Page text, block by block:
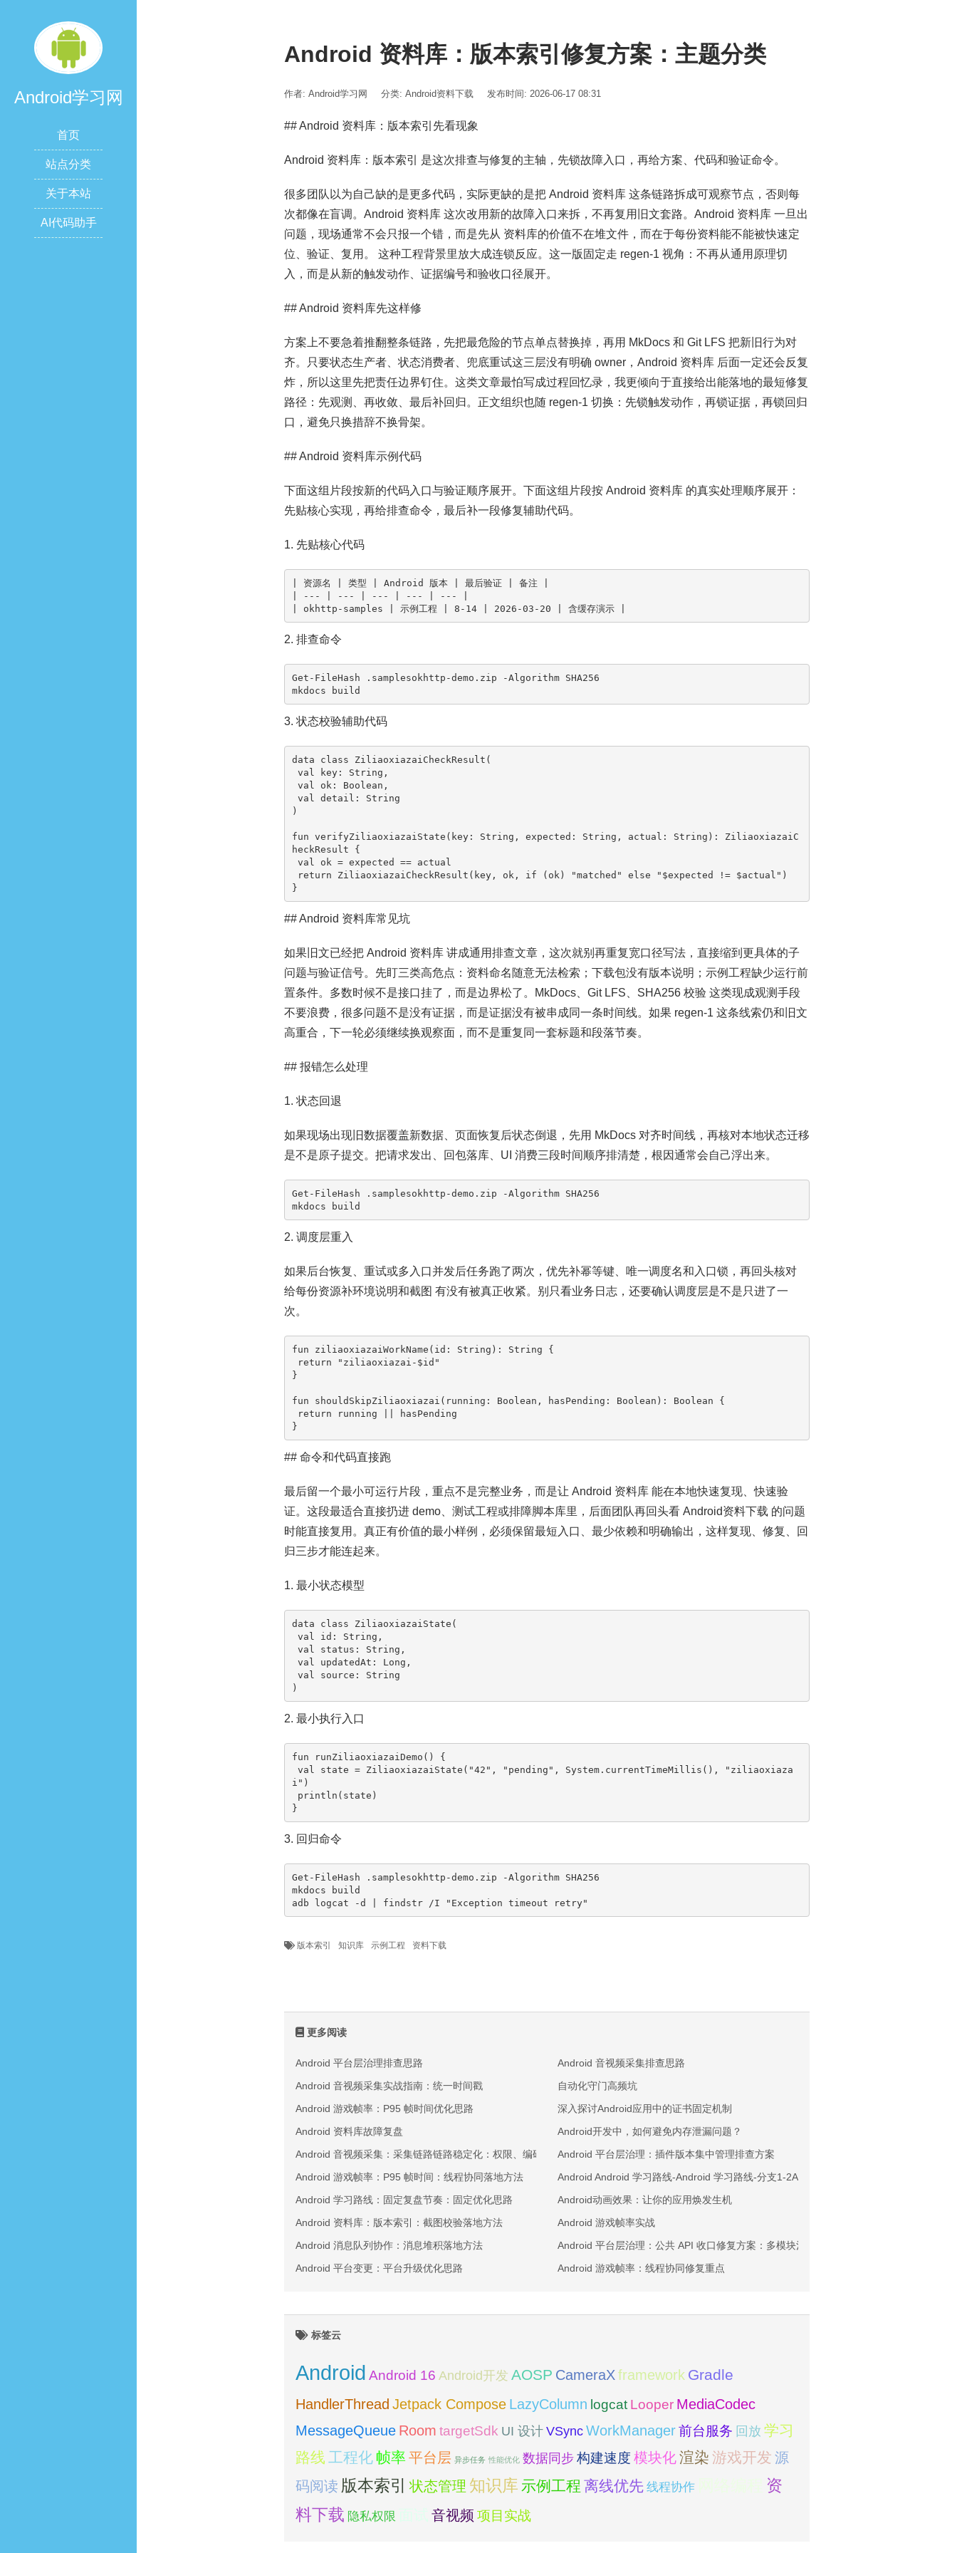
Android学习网
首页
站点分类
关于本站
AI代码助手
Android 资料库：版本索引修复方案：主题分类
作者: Android学习网 分类: Android资料下载 发布时间: 2026-06-17 08:31
## Android 资料库：版本索引先看现象
Android 资料库：版本索引 是这次排查与修复的主轴，先锁故障入口，再给方案、代码和验证命令。
很多团队以为自己缺的是更多代码，实际更缺的是把 Android 资料库 这条链路拆成可观察节点，否则每
次都像在盲调。Android 资料库 这次改用新的故障入口来拆，不再复用旧文套路。Android 资料库 一旦出
问题，现场通常不会只报一个错，而是先从 资料库的价值不在堆文件，而在于每份资料能不能被快速定
位、验证、复用。 这种工程背景里放大成连锁反应。这一版固定走 regen-1 视角：不再从通用原理切
入，而是从新的触发动作、证据编号和验收口径展开。
## Android 资料库先这样修
方案上不要急着推翻整条链路，先把最危险的节点单点替换掉，再用 MkDocs 和 Git LFS 把新旧行为对
齐。只要状态生产者、状态消费者、兜底重试这三层没有明确 owner，Android 资料库 后面一定还会反复
炸，所以这里先把责任边界钉住。这类文章最怕写成过程回忆录，我更倾向于直接给出能落地的最短修复
路径：先观测、再收敛、最后补回归。正文组织也随 regen-1 切换：先锁触发动作，再锁证据，再锁回归
口，避免只换措辞不换骨架。
## Android 资料库示例代码
下面这组片段按新的代码入口与验证顺序展开。下面这组片段按 Android 资料库 的真实处理顺序展开：
先贴核心实现，再给排查命令，最后补一段修复辅助代码。
1. 先贴核心代码
| 资源名 | 类型 | Android 版本 | 最后验证 | 备注 |
| --- | --- | --- | --- | --- |
| okhttp-samples | 示例工程 | 8-14 | 2026-03-20 | 含缓存演示 |
2. 排查命令
Get-FileHash .samplesokhttp-demo.zip -Algorithm SHA256
mkdocs build
3. 状态校验辅助代码
data class ZiliaoxiazaiCheckResult(
)
fun verifyZiliaoxiazaiState(key: String, expected: String, actual: String): ZiliaoxiazaiC
heckResult {
}
## Android 资料库常见坑
如果旧文已经把 Android 资料库 讲成通用排查文章，这次就别再重复宽口径写法，直接缩到更具体的子
问题与验证信号。先盯三类高危点：资料命名随意无法检索；下载包没有版本说明；示例工程缺少运行前
置条件。多数时候不是接口挂了，而是边界松了。MkDocs、Git LFS、SHA256 校验 这类现成观测手段
不要浪费，很多问题不是没有证据，而是证据没有被串成同一条时间线。如果 regen-1 这条线索仍和旧文
高重合，下一轮必须继续换观察面，而不是重复同一套标题和段落节奏。
## 报错怎么处理
1. 状态回退
如果现场出现旧数据覆盖新数据、页面恢复后状态倒退，先用 MkDocs 对齐时间线，再核对本地状态迁移
是不是原子提交。把请求发出、回包落库、UI 消费三段时间顺序排清楚，根因通常会自己浮出来。
Get-FileHash .samplesokhttp-demo.zip -Algorithm SHA256
mkdocs build
2. 调度层重入
如果后台恢复、重试或多入口并发后任务跑了两次，优先补幂等键、唯一调度名和入口锁，再回头核对
给每份资源补环境说明和截图 有没有被真正收紧。别只看业务日志，还要确认调度层是不是只进了一
次。
fun ziliaoxiazaiWorkName(id: String): String {
}
fun shouldSkipZiliaoxiazai(running: Boolean, hasPending: Boolean): Boolean {
}
## 命令和代码直接跑
最后留一个最小可运行片段，重点不是完整业务，而是让 Android 资料库 能在本地快速复现、快速验
证。这段最适合直接扔进 demo、测试工程或排障脚本库里，后面团队再回头看 Android资料下载 的问题
时能直接复用。真正有价值的最小样例，必须保留最短入口、最少依赖和明确输出，这样复现、修复、回
归三步才能连起来。
1. 最小状态模型
data class ZiliaoxiazaiState(
)
2. 最小执行入口
fun runZiliaoxiazaiDemo() {
i")
}
3. 回归命令
Get-FileHash .samplesokhttp-demo.zip -Algorithm SHA256
mkdocs build
adb logcat -d | findstr /I "Exception timeout retry"
版本索引 知识库 示例工程 资料下载
更多阅读
Android 平台层治理排查思路
Android 音视频采集实战指南：统一时间戳
Android 游戏帧率：P95 帧时间优化思路
Android 资料库故障复盘
Android 音视频采集：采集链路链路稳定化：权限、编码与回放三段排查
Android 游戏帧率：P95 帧时间：线程协同落地方法
Android 学习路线：固定复盘节奏：固定优化思路
Android 资料库：版本索引：截图校验落地方法
Android 消息队列协作：消息堆积落地方法
Android 平台变更：平台升级优化思路
Android 音视频采集排查思路
自动化守门高频坑
深入探讨Android应用中的证书固定机制
Android开发中，如何避免内存泄漏问题？
Android 平台层治理：插件版本集中管理排查方案
Android Android 学习路线-Android 学习路线-分支1-2Android 学习路线-分支1-3优化方法
Android动画效果：让你的应用焕发生机
Android 游戏帧率实战
Android 平台层治理：公共 API 收口修复方案：多模块治理
Android 游戏帧率：线程协同修复重点
标签云
Android Android 16 Android开发 AOSP CameraXframework Gradle
HandlerThread Jetpack Compose LazyColumn logcat Looper MediaCodec
MessageQueue Room targetSdk UI 设计 VSyncWorkManager前台服务 回放 学习
路线 工程化帧率平台层 异步任务 性能优化 数据同步 构建速度 模块化渲染 游戏开发 源
码阅读 版本索引 状态管理 知识库 示例工程 离线优先 线程协作
资
料下载 隐私权限 音视频 项目实战